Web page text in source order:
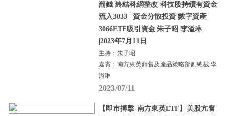
罰錢 終結科網整改 科技股持續有資金
流入3033 | 資金分散投資 數字資產
3066ETF吸引資金|朱子昭 李溢琳
|2023年7月11日
主持：朱子昭
嘉賓：南方東英銷售及產品策略部副總裁 李
溢琳
2023/07/11
【即市搏擊-南方東英ETF】美股亢奮